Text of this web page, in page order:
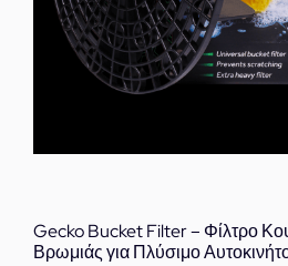
Gecko Bucket Filter – Φίλτρο
Βρωμιάς για Πλύσιμο